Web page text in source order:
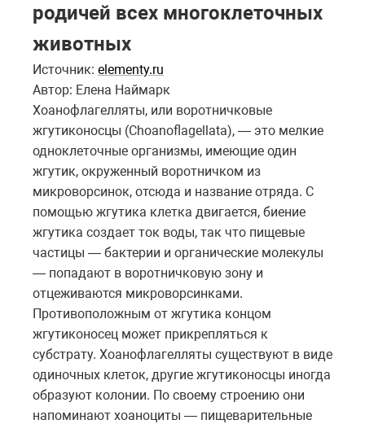
родичей всех многоклеточных
животных
Источник: elementy.ru
Автор: Елена Наймарк
Хоанофлагелляты, или воротничковые
жгутиконосцы (Choanoflagellata), — это мелкие
одноклеточные организмы, имеющие один
жгутик, окруженный воротничком из
микроворсинок, отсюда и название отряда. С
помощью жгутика клетка двигается, биение
жгутика создает ток воды, так что пищевые
частицы — бактерии и органические молекулы
— попадают в воротничковую зону и
отцеживаются микроворсинками.
Противоположным от жгутика концом
жгутиконосец может прикрепляться к
субстрату. Хоанофлагелляты существуют в виде
одиночных клеток, другие жгутиконосцы иногда
образуют колонии. По своему строению они
напоминают хоаноциты — пищеварительные